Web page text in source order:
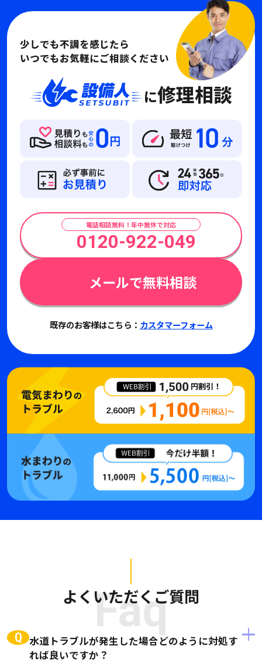
少しでも不調を感じたら
いつでもお気軽にご相談ください
に修理相談
電話相談無料！年中無休で対応
0120-922-049
メールで無料相談
既存のお客様はこちら： カスタマーフォーム
Faq
よくいただくご質問
Q 水道トラブルが発生した場合どのように対処す
れば良いですか？